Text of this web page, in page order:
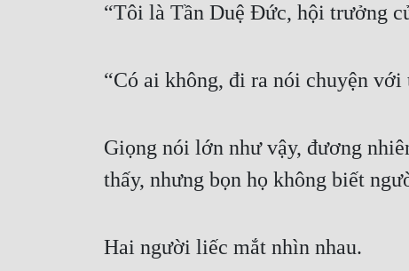
“Tôi là Tần Duệ Đức, hội trưởng
“Có ai không, đi ra nói chuyện
Giọng nói lớn như vậy, đương
thấy, nhưng bọn họ không biết
Hai người liếc mắt nhìn nhau.